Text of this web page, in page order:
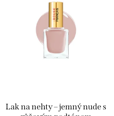
Lak na nehty – jemný nude s